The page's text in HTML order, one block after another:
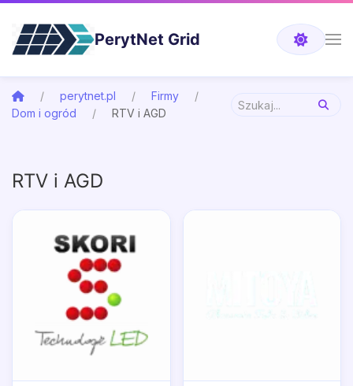
PerytNet Grid
perytnet.pl
Firmy
Dom i ogród
RTV i AGD
RTV i AGD